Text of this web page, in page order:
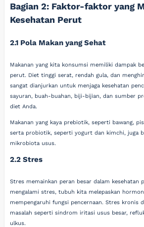
Bagian 2: Faktor-faktor yang
Kesehatan Perut
2.1 Pola Makan yang Sehat
Makanan yang kita konsumsi memiliki dampak
perut. Diet tinggi serat, rendah gula, dan
sangat dianjurkan untuk menjaga kesehatan
sayuran, buah-buahan, biji-bijian, dan sumber
diet Anda.
Makanan yang kaya prebiotik, seperti bawang,
serta probiotik, seperti yogurt dan kimchi, juga
mikrobiota usus.
2.2 Stres
Stres memainkan peran besar dalam kesehatan
mengalami stres, tubuh kita melepaskan
mempengaruhi fungsi pencernaan. Stres kronis
masalah seperti sindrom iritasi usus besar,
ulkus.